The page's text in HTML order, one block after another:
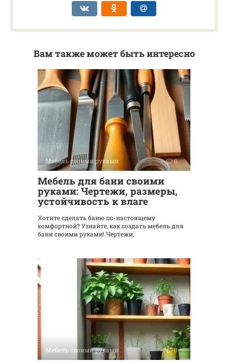
Вам также может быть интересно
Мебель своими руками 0
Мебель для бани своими
руками: Чертежи, размеры,
устойчивость к влаге
Хотите сделать баню по-настоящему
комфортной? Узнайте, как создать мебель для
бани своими руками! Чертежи,
Мебель своими руками 0